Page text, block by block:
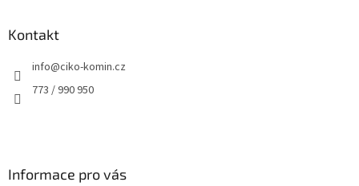
Kontakt
info@ciko-komin.cz
773 / 990 950
Informace pro vás